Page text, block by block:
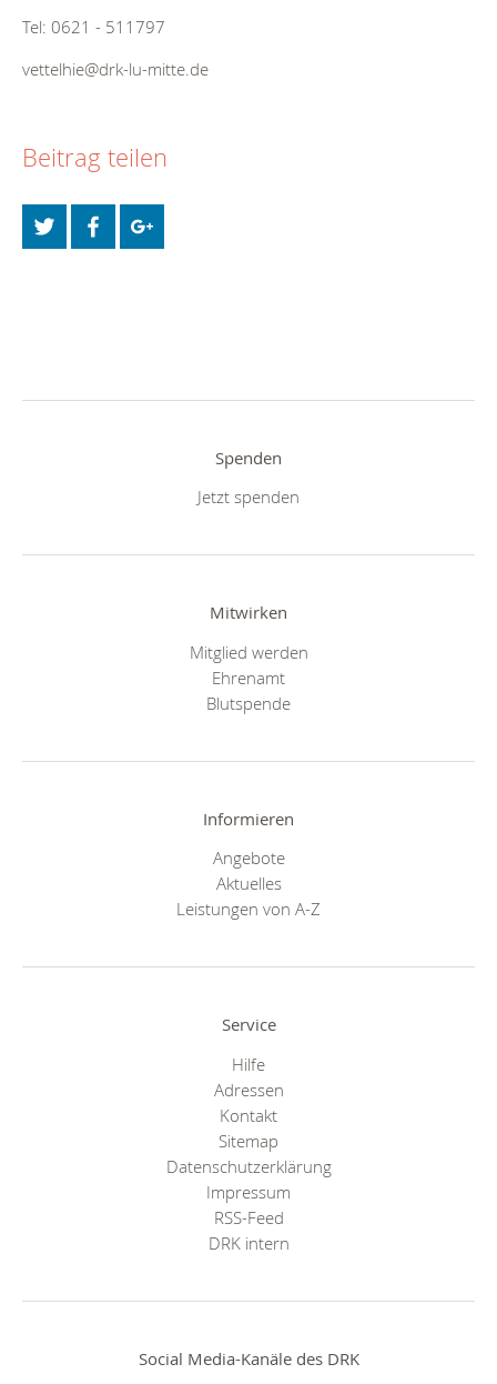
Tel: 0621 - 511797
vettelhie@drk-lu-mitte.de
Beitrag teilen
Spenden
Jetzt spenden
Mitwirken
Mitglied werden
Ehrenamt
Blutspende
Informieren
Angebote
Aktuelles
Leistungen von A-Z
Service
Hilfe
Adressen
Kontakt
Sitemap
Datenschutzerklärung
Impressum
RSS-Feed
DRK intern
Social Media-Kanäle des DRK